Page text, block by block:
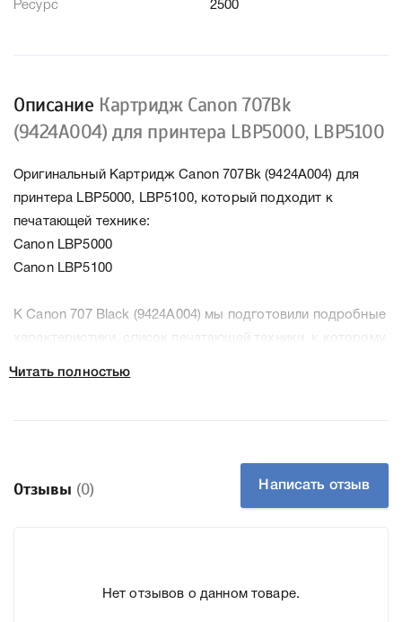
Ресурс 2500
Описание Картридж Canon 707Bk
(9424A004) для принтера LBР5000, LBР5100
Оригинальный Картридж Canon 707Bk (9424A004) для
принтера LBР5000, LBР5100, который подходит к
печатающей технике:
Canon LBP5000
Canon LBP5100
К Canon 707 Black (9424A004) мы подготовили подробные
характеристики, список печатающей техники, к которому
печатных страниц, при условии их заполнения на 5%
LBР5000 и LBР5100. Для экономного использования
качество дальнейшей печати. Всего 10-15 мин. в руках
Читать полностью
Отзывы (0) Написать отзыв
Нет отзывов о данном товаре.